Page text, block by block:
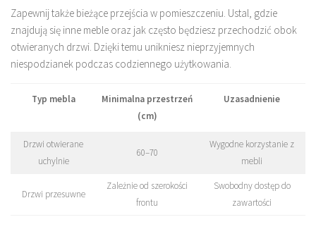
Zapewnij także bieżące przejścia w pomieszczeniu. Ustal, gdzie
znajdują się inne meble oraz jak często będziesz przechodzić obok
otwieranych drzwi. Dzięki temu unikniesz nieprzyjemnych
niespodzianek podczas codziennego użytkowania.
Typ mebla
Minimalna przestrzeń
(cm)
Uzasadnienie
Drzwi otwierane
uchylnie
60–70
Wygodne korzystanie z
mebli
Drzwi przesuwne
Zależnie od szerokości
frontu
Swobodny dostęp do
zawartości